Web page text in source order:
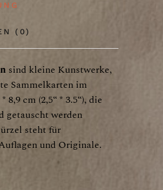
(0)
sind kleine Kunstwerke,
Sammelkarten im
8,9 cm (2,5“ * 3.5“), die
getauscht werden
steht für
und Originale.